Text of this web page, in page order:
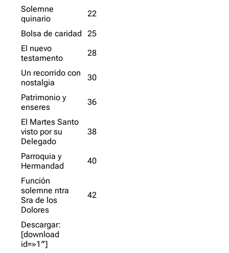
Solemne
quinario
22
Bolsa de caridad
25
El nuevo
testamento
28
Un recorrido con
nostalgia
30
Patrimonio y
enseres
36
El Martes Santo
visto por su
Delegado
38
Parroquia y
Hermandad
40
Función
solemne ntra
Sra de los
Dolores
42
Descargar:
[download
id=»1″]